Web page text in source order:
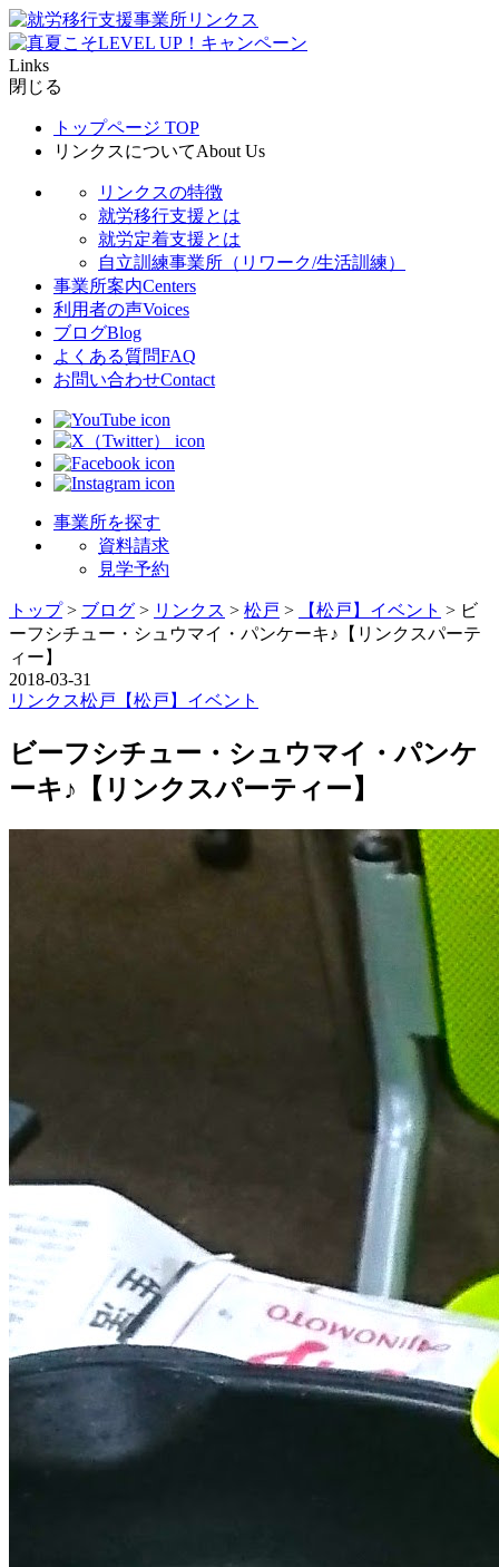
Links
閉じる
トップページ TOP
リンクスについてAbout Us
リンクスの特徴
就労移行支援とは
就労定着支援とは
自立訓練事業所（リワーク/生活訓練）
事業所案内Centers
利用者の声Voices
ブログBlog
よくある質問FAQ
お問い合わせContact
事業所を探す
資料請求
見学予約
トップ> ブログ > リンクス > 松戸 > 【松戸】イベント > ビ
ーフシチュー・シュウマイ・パンケーキ♪【リンクスパーテ
ィー】
2018-03-31
リンクス松戸 【松戸】イベント
ビーフシチュー・シュウマイ・パンケ
ーキ♪【リンクスパーティー】